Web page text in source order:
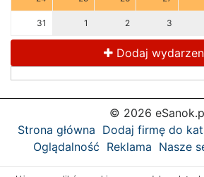
31 1 2 3
Dodaj
© 2026
Strona główna Dodaj firmę do
Oglądalność Reklama Nasze